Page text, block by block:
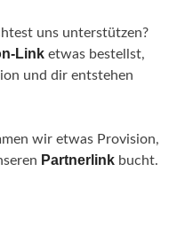
uns unterstützen?
Link etwas bestellst,
und dir entstehen
wir etwas Provision,
Partnerlink bucht.